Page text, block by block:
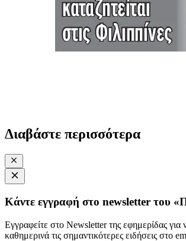
Διαβάστε περισσότερα
Κάντε εγγραφή στο newsletter του
Εγγραφείτε στο Newsletter της εφημερίδας για
καθημερινά τις σημαντικότερες ειδήσεις στο